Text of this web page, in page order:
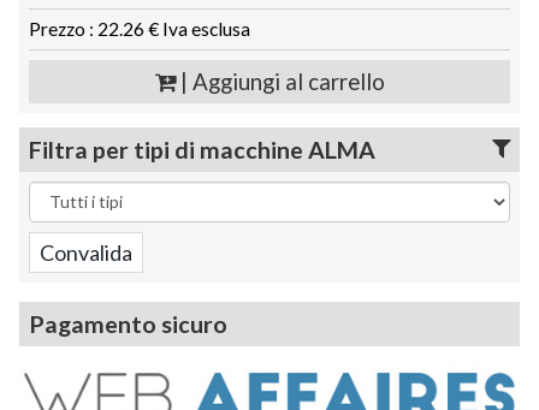
Prezzo : 22.26 € Iva esclusa
| Aggiungi al carrello
Filtra per tipi di macchine ALMA
Pagamento sicuro